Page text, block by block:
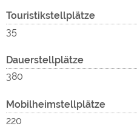
Baden
im beheitzten Freibad, ca. 1
Angeln
im Baggersee mit
Wandern
auf gekennzeichneten
Touristikstellplätze
35
Dauerstellplätze
380
Mobilheimstellplätze
220